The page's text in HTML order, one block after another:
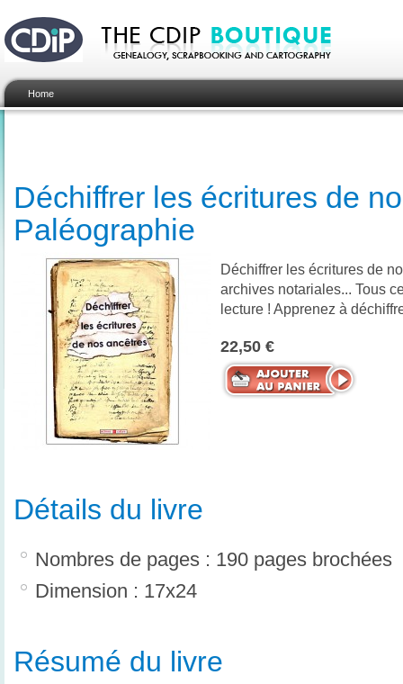
Home
Déchiffrer les écritures de
Paléographie
Déchiffrer les écritures de
archives notariales... Tous
lecture ! Apprenez à
22,50 €
Détails du livre
Nombres de pages : 190 pages brochées
Dimension : 17x24
Résumé du livre